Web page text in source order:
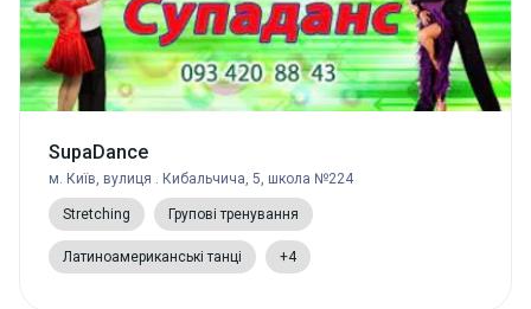
SupaDance
м. Київ, вулиця . Кибальчича, 5, школа №224
Stretching Групові тренування
Латиноамериканські танці +4